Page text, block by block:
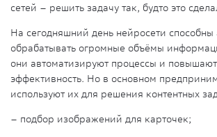
сетей – решить задачу так, будто это
На сегодняшний день нейросети способны
обрабатывать огромные объёмы
они автоматизируют процессы и
эффективность. Но в основном
используют их для решения контентных
– подбор изображений для карточек;